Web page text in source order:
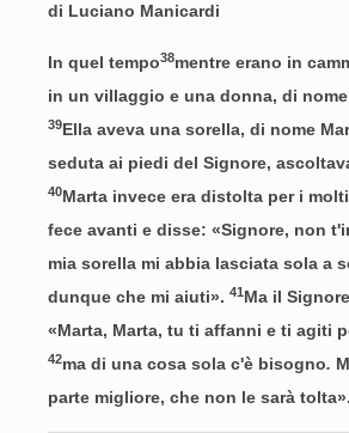
di Luciano Manicardi
In quel tempo38mentre erano in
in un villaggio e una donna, di
39Ella aveva una sorella, di nome
seduta ai piedi del Signore,
40Marta invece era distolta per i
fece avanti e disse: «Signore, non
mia sorella mi abbia lasciata sola a
dunque che mi aiuti». 41Ma il
«Marta, Marta, tu ti affanni e ti agiti
42ma di una cosa sola c'è bisogno.
parte migliore, che non le sarà tolta».